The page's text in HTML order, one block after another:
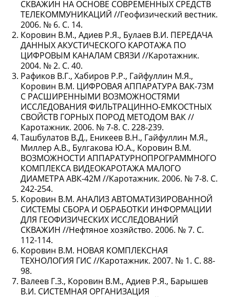
СКВАЖИН НА ОСНОВЕ СОВРЕМЕННЫХ СРЕДСТВ
ТЕЛЕКОММУНИКАЦИЙ //Геофизический вестник.
2006. № 6. С. 14.
Коровин В.М., Адиев Р.Я., Булаев В.И. ПЕРЕДАЧА
ДАННЫХ АКУСТИЧЕСКОГО КАРОТАЖА ПО
ЦИФРОВЫМ КАНАЛАМ СВЯЗИ //Каротажник.
2004. № 2. С. 40.
Рафиков В.Г., Хабиров Р.Р., Гайфуллин М.Я.,
Коровин В.М. ЦИФРОВАЯ АППАРАТУРА ВАК-73М
С РАСШИРЕННЫМИ ВОЗМОЖНОСТЯМИ
ИССЛЕДОВАНИЯ ФИЛЬТРАЦИННО-ЕМКОСТНЫХ
СВОЙСТВ ГОРНЫХ ПОРОД МЕТОДОМ ВАК //
Каротажник. 2006. № 7-8. С. 228-239.
Ташбулатов В.Д., Еникеев В.Н., Гайфуллин М.Я.,
Миллер А.В., Булгакова Ю.А., Коровин В.М.
ВОЗМОЖНОСТИ АППАРАТУРНОПРОГРАММНОГО
КОМПЛЕКСА ВИДЕОКАРОТАЖА МАЛОГО
ДИАМЕТРА АВК-42М //Каротажник. 2006. № 7-8. С.
242-254.
Коровин В.М. АНАЛИЗ АВТОМАТИЗИРОВАННОЙ
СИСТЕМЫ СБОРА И ОБРАБОТКИ ИНФОРМАЦИИ
ДЛЯ ГЕОФИЗИЧЕСКИХ ИССЛЕДОВАНИЙ
СКВАЖИН //Нефтяное хозяйство. 2006. № 7. С.
112-114.
Коровин B.М. НОВАЯ КОМПЛЕКСНАЯ
ТЕХНОЛОГИЯ ГИС //Каротажник. 2007. № 1. С. 88-
98.
Валеев Г.З., Коровин В.М., Адиев Р.Я., Барышев
В.И. СИСТЕМНАЯ ОРГАНИЗАЦИЯ